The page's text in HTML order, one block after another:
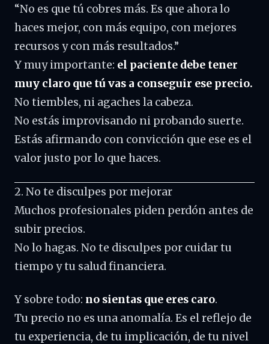
“No es que tú cobres más. Es que ahora lo
haces mejor, con más equipo, con mejores
recursos y con más resultados.”
Y muy importante: el paciente debe tener
muy claro que tú vas a conseguir ese precio.
No tiembles, ni agaches la cabeza.
No estás improvisando ni probando suerte.
Estás afirmando con convicción que ese es el
valor justo por lo que haces.
2. No te disculpes por mejorar
Muchos profesionales piden perdón antes de
subir precios.
No lo hagas. No te disculpes por cuidar tu
tiempo y tu salud financiera.
Y sobre todo: no sientas que eres caro.
Tu precio no es una anomalía. Es el reflejo de
tu experiencia, de tu implicación, de tu nivel